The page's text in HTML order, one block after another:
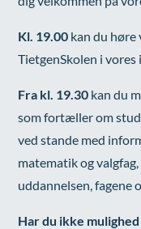
Kl. 19.00 kan du
TietgenSkolen i vores
Fra kl. 19.30 kan du
som fortæller om
ved stande med
matematik og
uddannelsen, fagene
Har du ikke